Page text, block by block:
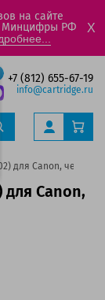
на сайте
Минцифры РФ
X
+7 (812) 655-67-19
info@cartridge.ru
для Canon, черный
для Canon,